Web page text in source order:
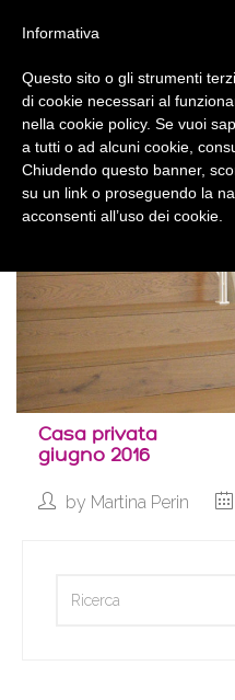
Casa privata
giugno 2016
by Martina Perin
Informativa
Questo sito o gli strumenti
di cookie necessari al
nella cookie policy. Se vuoi
a tutti o ad alcuni cookie,
Chiudendo questo banner,
su un link o proseguendo la
acconsenti all’uso dei cookie.